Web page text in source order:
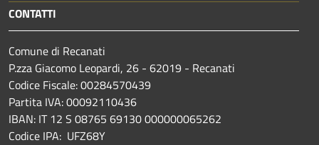
CONTATTI
Comune di Recanati
P.zza Giacomo Leopardi, 26 - 62019 - Recanati
Codice Fiscale: 00284570439
Partita IVA: 00092110436
IBAN: IT 12 S 08765 69130 000000065262
Codice IPA: UFZ68Y